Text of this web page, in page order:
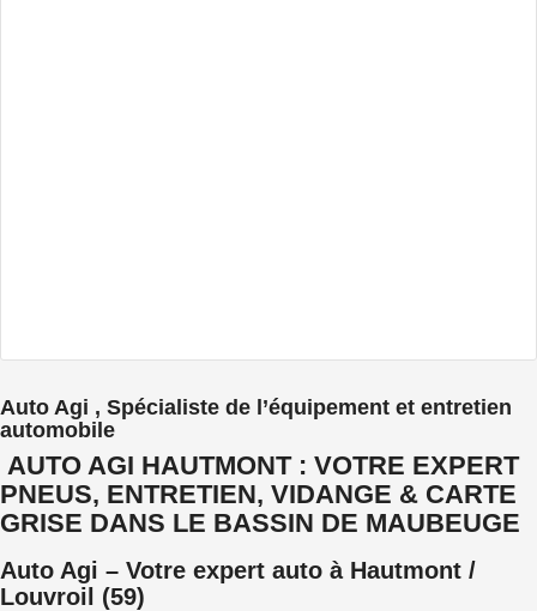
Auto Agi , Spécialiste de l’équipement et entretien
automobile
AUTO AGI HAUTMONT : VOTRE EXPERT
PNEUS, ENTRETIEN, VIDANGE & CARTE
GRISE DANS LE BASSIN DE MAUBEUGE
Auto Agi – Votre expert auto à Hautmont /
Louvroil (59)